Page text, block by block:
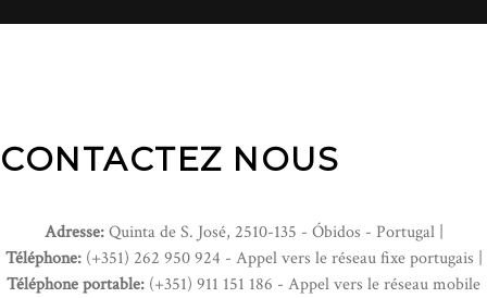
CONTACTEZ NOUS
Adresse:Quinta de S. José, 2510-135 - Óbidos - Portugal |
Téléphone:(+351) 262 950 924 - Appel vers le réseau fixe portugais |
Téléphone portable: (+351) 911 151 186 - Appel vers le réseau mobile